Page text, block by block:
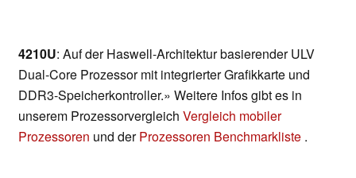
4210U: Auf der Haswell-Architektur basierender ULV
Dual-Core Prozessor mit integrierter Grafikkarte und
DDR3-Speicherkontroller.» Weitere Infos gibt es in
unserem Prozessorvergleich Vergleich mobiler
Prozessoren und derProzessoren Benchmarkliste .